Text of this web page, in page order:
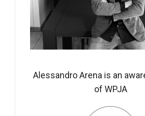
Alessandro Arena is an
of WPJA